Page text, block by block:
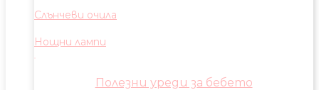
Слънчеви очила
Нощни лампи
Полезни уреди за бебето